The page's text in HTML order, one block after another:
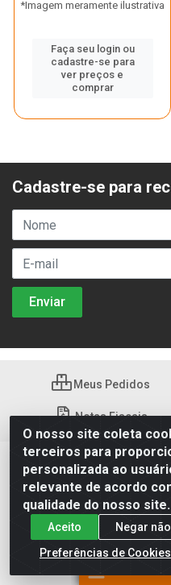
*Imagem meramente ilustrativa
Faça seu login ou
cadastre-se para
ver preços e
comprar
O nosso site coleta
terceiros para
personalizada ao
relevante de acordo
qualidade do nosso site.
Aceito
Negar
Preferências de Cookies
Cadastre-se para
Meus Pedidos
Notas Fiscais